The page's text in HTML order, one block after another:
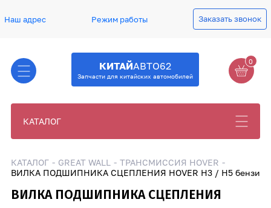
Наш адрес Режим работы Заказать звонок
КИТАЙАВТО62
Запчасти для китайских автомобилей
0
КАТАЛОГ
КАТАЛОГ GREAT WALL
ТРАНСМИССИЯ HOVER
ВИЛКА ПОДШИПНИКА СЦЕПЛЕНИЯ HOVER H3 / H5 бензин
ВИЛКА ПОДШИПНИКА СЦЕПЛЕНИЯ